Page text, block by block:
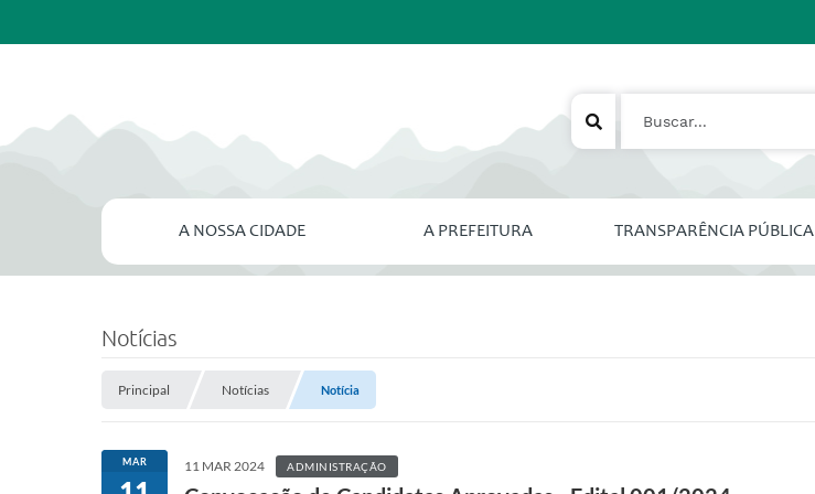
A NOSSA CIDADE A PREFEITURA TRANSPARÊNCIA PÚBLICA
Notícias
Principal Notícias Notícia
MAR 11 MAR 2024 ADMINISTRAÇÃO